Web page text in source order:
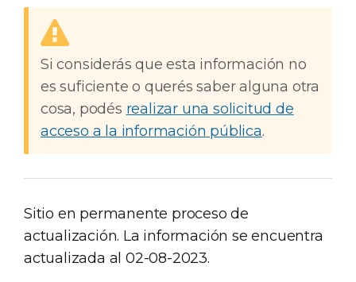
Si considerás que esta información no
es suficiente o querés saber alguna otra
cosa, podés realizar una solicitud de
acceso a la información pública.
Sitio en permanente proceso de
actualización. La información se encuentra
actualizada al 02-08-2023.